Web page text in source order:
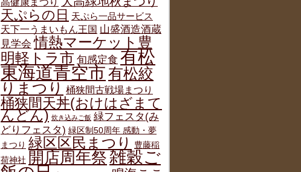
高健康まつり
天ぷらの日 天ぷら一品サービス
天下一うまいもん王国 山盛酒造酒蔵
見学会 情熱マーケット豊
明軽トラ市 旬感定食 有松
東海道青空市有松絞
りまつり
桶狭間古戦場まつり
桶狭間天丼(おけはざまて
んどん) 炊き込みご飯 緑フェスタ(み
どりフェスタ) 緑区制50周年 感動・夢
まつり 緑区区民まつり
豊藤稲
荷神社 開店周年祭雑穀ご